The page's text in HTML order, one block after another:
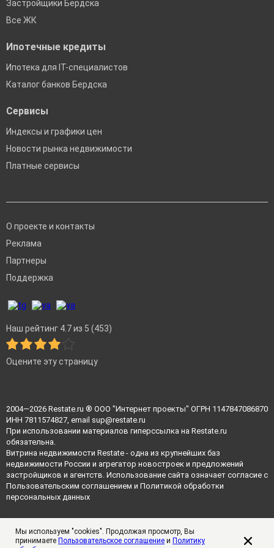
Застройщики Бердска
Все ЖК
Ипотечные кредиты
Ипотека для IT-специалистов
Каталог банков Бердска
Сервисы
Индексы и графики цен
Новости рынка недвижимости
Платные сервисы
О проекте и контакты
Реклама
Партнеры
Поддержка
Наш рейтинг 4.7 из 5 (453)
Оцените эту страницу
2004—2026 Restate.ru ® ООО "Интернет проекты" ОГРН 1147847086870
ИНН 7811574827, email sup@restate.ru
При использовании материалов гиперссылка на Restate.ru
обязательна.
Витрина недвижимости Restate - одна из крупнейших баз
недвижимости России и агрегатор новостроек и предложений
застройщиков и агентств. Использование сайта означает согласие с
Пользовательским соглашением и Политикой обработки
персональных данных
Мы используем "cookies". Продолжая просмотр, Вы
принимаете Пользовательское соглашение и Политику